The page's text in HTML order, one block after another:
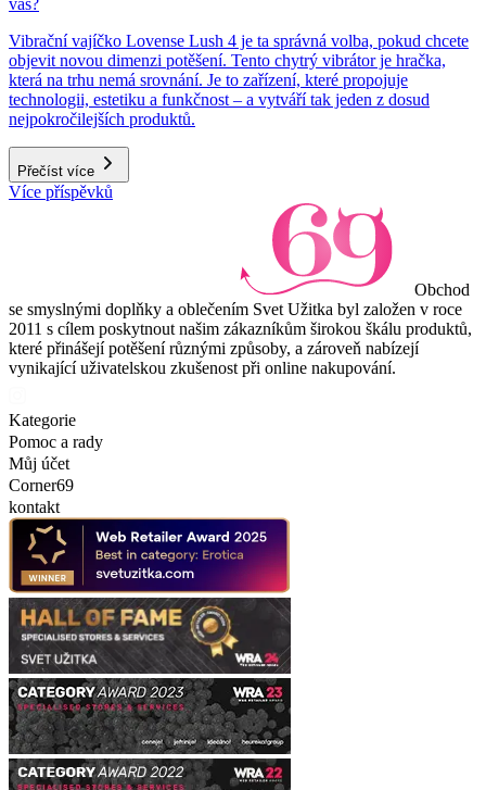
vás?
Vibrační vajíčko Lovense Lush 4 je ta správná volba, pokud chcete
objevit novou dimenzi potěšení. Tento chytrý vibrátor je hračka,
která na trhu nemá srovnání. Je to zařízení, které propojuje
technologii, estetiku a funkčnost – a vytváří tak jeden z dosud
nejpokročilejších produktů.
Přečíst více
Více příspěvků
Obchod
se smyslnými doplňky a oblečením Svet Užitka byl založen v roce
2011 s cílem poskytnout našim zákazníkům širokou škálu produktů,
které přinášejí potěšení různými způsoby, a zároveň nabízejí
vynikající uživatelskou zkušenost při online nakupování.
Kategorie
Pomoc a rady
Můj účet
Corner69
kontakt